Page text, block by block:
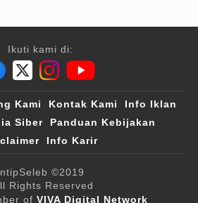
Ikuti kami di:
Kami Kontak Kami
Info Iklan
Siber
Panduan Kebijakan
Info Karir
©2019
Rights Reserved
of VIVA Digital Network